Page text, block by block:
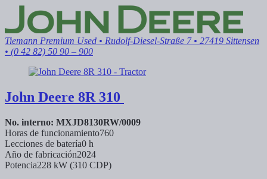
Tiemann Premium Used • Rudolf-Diesel-Straße 7 • 27419 Sittensen
• (0 42 82) 50 90 – 900
John Deere 8R 310
No. interno: MXJD8130RW/0009
Horas de funcionamiento760
Lecciones de batería0 h
Año de fabricación2024
Potencia228 kW (310 CDP)